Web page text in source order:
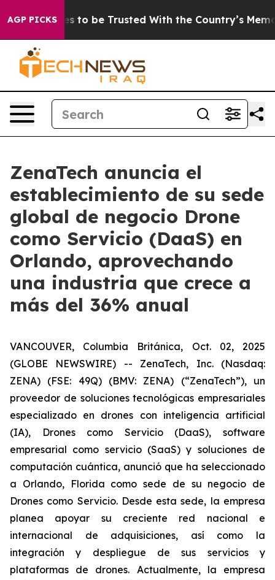
AGP PICKS
to be Trusted With the Country’s Memory? CBS
ZenaTech anuncia el
establecimiento de su sede
global de negocio Drone
como Servicio (DaaS) en
Orlando, aprovechando
una industria que crece a
más del 36% anual
VANCOUVER, Columbia Británica, Oct. 02, 2025
(GLOBE NEWSWIRE) -- ZenaTech, Inc. (Nasdaq:
ZENA) (FSE: 49Q) (BMV: ZENA) (“ZenaTech”), un
proveedor de soluciones tecnológicas empresariales
especializado en drones con inteligencia artificial
(IA), Drones como Servicio (DaaS), software
empresarial como servicio (SaaS) y soluciones de
computación cuántica, anunció que ha seleccionado
a Orlando, Florida como sede de su negocio de
Drones como Servicio. Desde esta sede, la empresa
planea apoyar su creciente red nacional e
internacional de adquisiciones, así como la
integración y despliegue de sus servicios y
plataformas de drones. Actualmente, la empresa